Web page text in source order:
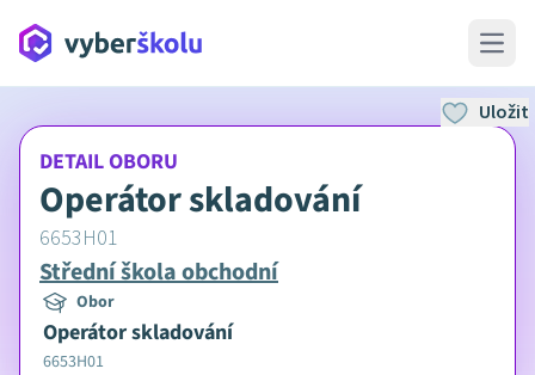
Open
DETAIL OBORU
Operátor skladování
6653H01
Střední škola obchodní
Obor
Operátor skladování
6653H01
Uložit